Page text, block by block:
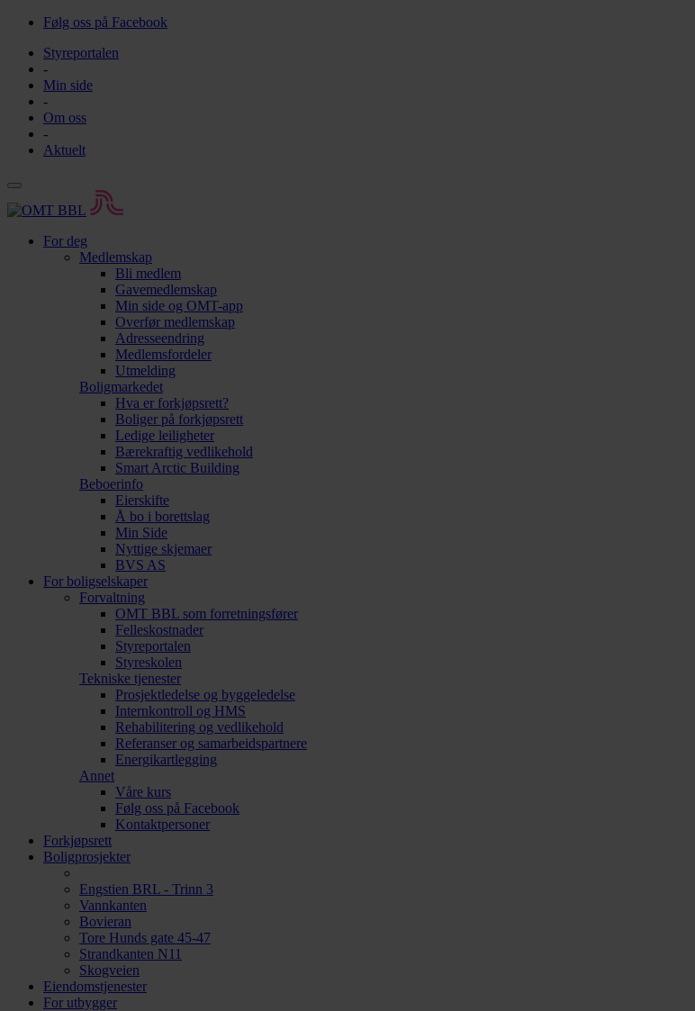
Følg oss på Facebook
Styreportalen
-
Min side
-
Om oss
-
Aktuelt
For deg
Medlemskap
Bli medlem
Gavemedlemskap
Min side og OMT-app
Overfør medlemskap
Adresseendring
Medlemsfordeler
Utmelding
Boligmarkedet
Hva er forkjøpsrett?
Boliger på forkjøpsrett
Ledige leiligheter
Bærekraftig vedlikehold
Smart Arctic Building
Beboerinfo
Eierskifte
Å bo i borettslag
Min Side
Nyttige skjemaer
BVS AS
For boligselskaper
Forvaltning
OMT BBL som forretningsfører
Felleskostnader
Styreportalen
Styreskolen
Tekniske tjenester
Prosjektledelse og byggeledelse
Internkontroll og HMS
Rehabilitering og vedlikehold
Referanser og samarbeidspartnere
Energikartlegging
Annet
Våre kurs
Følg oss på Facebook
Kontaktpersoner
Forkjøpsrett
Boligprosjekter
Engstien BRL - Trinn 3
Vannkanten
Bovieran
Tore Hunds gate 45-47
Strandkanten N11
Skogveien
Eiendomstjenester
For utbygger